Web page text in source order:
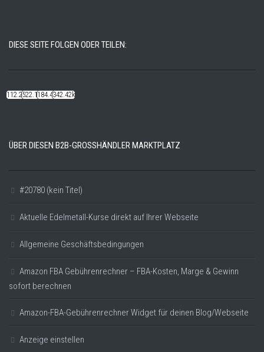
DIESE SEITE FOLGEN ODER TEILEN:
112.22k522.14k184.48k342.42k
ÜBER DIESEN B2B-GROSSHÄNDLER MARKTPLATZ
#20780 (kein Titel)
Aktuelle Edelmetall-Kurse direkt auf Ihrer Webseite
Allgemeine Geschäftsbedingungen
Amazon FBA Gebührenrechner – FBA-Kosten, Marge & Gewinn
sofort berechnen
Amazon-FBA-Gebührenrechner Widget für deinen Blog/Webseite
Anzeige einstellen